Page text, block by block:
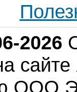
2026
сайте
ООО